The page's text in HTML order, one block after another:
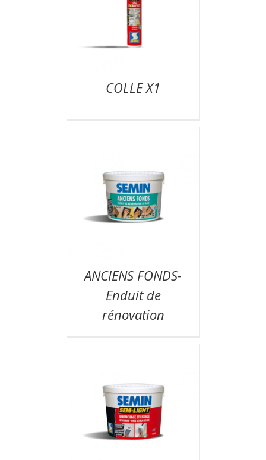
COLLE X1
ANCIENS FONDS-
Enduit de
rénovation